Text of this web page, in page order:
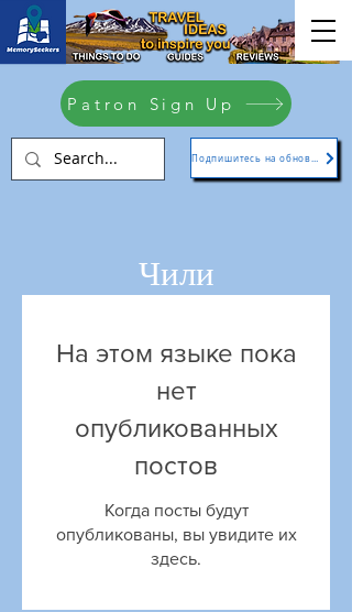
Patron Sign Up
Чили
На этом языке пока
нет
опубликованных
постов
Когда посты будут
опубликованы, вы увидите их
здесь.